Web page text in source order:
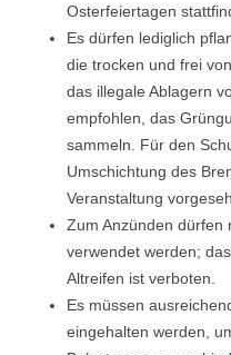
Osterfeiertagen
Es dürfen lediglich
die trocken und frei
das illegale Ablagern
empfohlen, das
sammeln. Für den
Umschichtung des
Veranstaltung
Zum Anzünden dürfen
verwendet werden;
Altreifen ist verboten.
Es müssen
eingehalten werden,